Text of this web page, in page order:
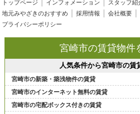
トップページ インフォメーション
スタッフ紹
地元みやざきのおすすめ
採用情報 会社概要
プライバシーポリシー
宮崎市の賃貸物件
人気条件から宮崎市の賃
宮崎市の新築・築浅物件の賃貸
宮崎市のインターネット無料の賃貸
宮崎市の宅配ボックス付きの賃貸